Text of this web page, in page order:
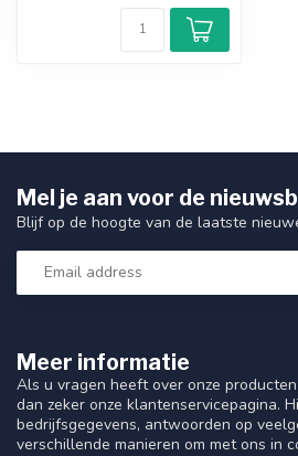
Meer informatie
Als u vragen heeft over onze
dan zeker onze klantenservicepagina.
bedrijfsgegevens, antwoorden op
verschillende manieren om met ons in
Mel je aan voor de
Blijf op de hoogte van de laatste